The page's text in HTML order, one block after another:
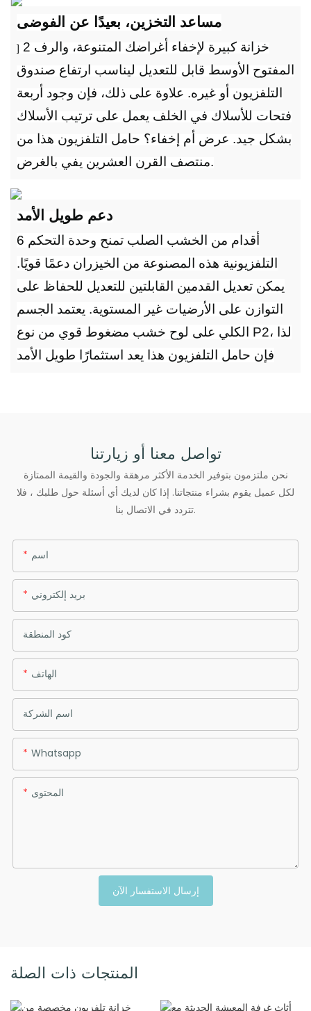
مساعد التخزين، بعيدًا عن الفوضى
] 2 خزانة كبيرة لإخفاء أغراضك المتنوعة، والرف
المفتوح الأوسط قابل للتعديل ليناسب ارتفاع صندوق
التلفزيون أو غيره. علاوة على ذلك، فإن وجود أربعة
فتحات للأسلاك في الخلف يعمل على ترتيب الأسلاك
بشكل جيد. عرض أم إخفاء؟ حامل التلفزيون هذا من
منتصف القرن العشرين يفي بالغرض.
دعم طويل الأمد
6 أقدام من الخشب الصلب تمنح وحدة التحكم
التلفزيونية هذه المصنوعة من الخيزران دعمًا قويًا.
يمكن تعديل القدمين القابلتين للتعديل للحفاظ على
التوازن على الأرضيات غير المستوية. يعتمد الجسم
الكلي على لوح خشب مضغوط قوي من نوع P2، لذا
فإن حامل التلفزيون هذا يعد استثمارًا طويل الأمد
تواصل معنا أو زيارتنا
نحن ملتزمون بتوفير الخدمة الأكثر مرهقة والجودة والقيمة الممتازة
لكل عميل يقوم بشراء منتجاتنا. إذا كان لديك أي أسئلة حول طلبك ، فلا
تتردد في الاتصال بنا.
اسم
بريد إلكتروني
كود المنطقة
الهاتف
اسم الشركة
Whatsapp
المحتوى
إرسال الاستفسار الآن
المنتجات ذات الصلة